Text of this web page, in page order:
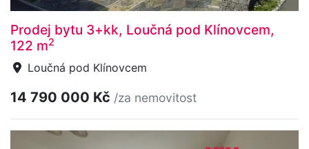
Prodej bytu 3+kk, Loučná pod Klínovcem,
122 m2
Loučná pod Klínovcem
14 790 000 Kč /za nemovitost